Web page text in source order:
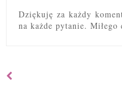
Dziękuję za każdy
na każde pytanie. Miłego